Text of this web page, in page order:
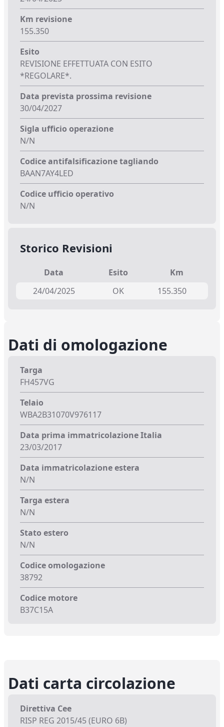
Km revisione
155.350
Esito
REVISIONE EFFETTUATA CON ESITO
*REGOLARE*.
Data prevista prossima revisione
30/04/2027
Sigla ufficio operazione
N/N
Codice antifalsificazione tagliando
BAAN7AY4LED
Codice ufficio operativo
N/N
Storico Revisioni
Data Esito
Km
24/04/2025
OK 155.350
Dati di omologazione
Targa
FH457VG
Telaio
WBA2B31070V976117
Data prima immatricolazione Italia
23/03/2017
Data immatricolazione estera
N/N
Targa estera
N/N
Stato estero
N/N
Codice omologazione
38792
Codice motore
B37C15A
Dati carta circolazione
Direttiva Cee
RISP REG 2015/45 (EURO 6B)